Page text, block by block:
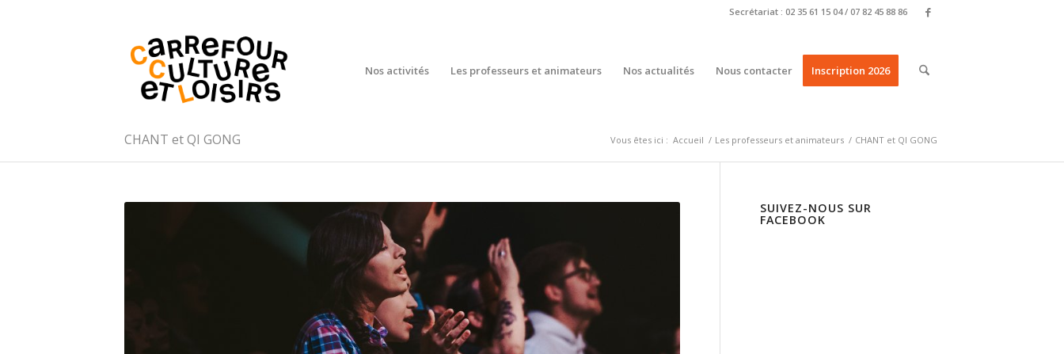
Secrétariat : 02 35 61 15 04 / 07 82 45 88 86
Nos activités Les professeurs et animateurs Nos actualités Nous contacter Inscription 2026
CHANT et QI GONG Vous êtes ici : Accueil / Les professeurs et animateurs / CHANT et QI GONG
SUIVEZ-NOUS SUR
FACEBOOK